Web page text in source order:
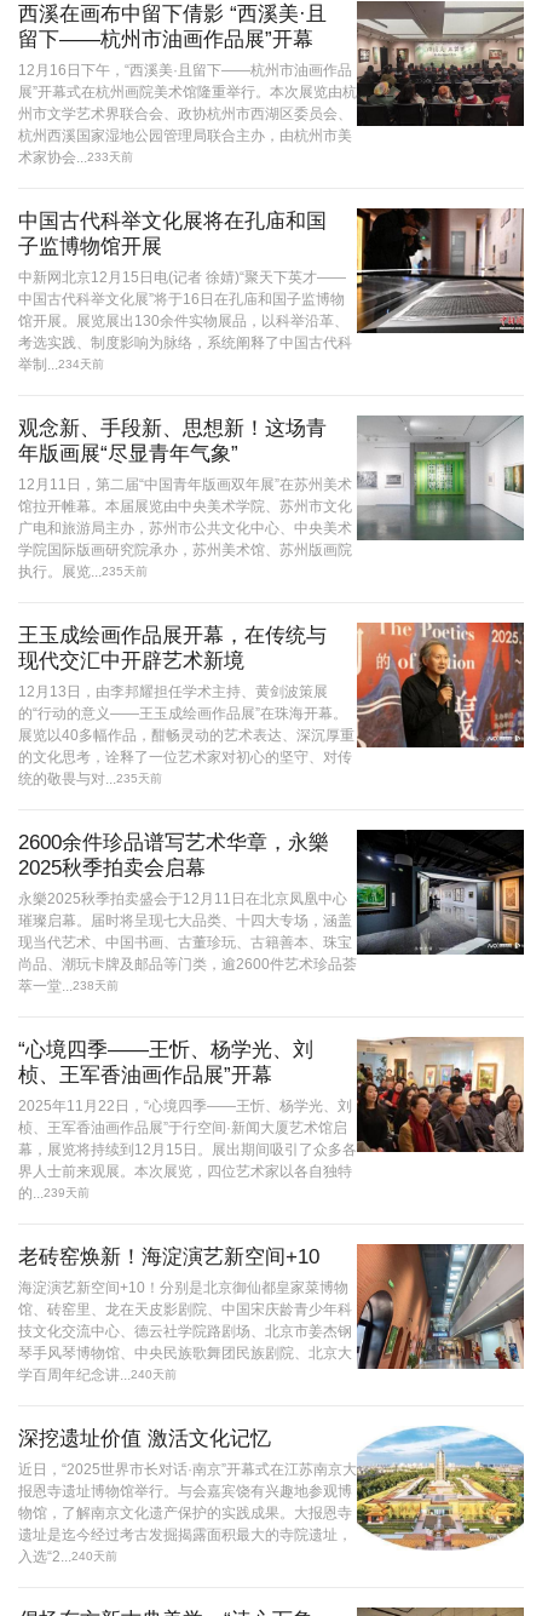
西溪在画布中留下倩影 “西溪美·且
留下——杭州市油画作品展”开幕
12月16日下午，“西溪美·且留下——杭州市油画作品
展”开幕式在杭州画院美术馆隆重举行。本次展览由杭
州市文学艺术界联合会、政协杭州市西湖区委员会、
杭州西溪国家湿地公园管理局联合主办，由杭州市美
术家协会...
233天前
中国古代科举文化展将在孔庙和国
子监博物馆开展
中新网北京12月15日电(记者 徐婧)“聚天下英才——
中国古代科举文化展”将于16日在孔庙和国子监博物
馆开展。展览展出130余件实物展品，以科举沿革、
考选实践、制度影响为脉络，系统阐释了中国古代科
举制...
234天前
观念新、手段新、思想新！这场青
年版画展“尽显青年气象”
12月11日，第二届“中国青年版画双年展”在苏州美术
馆拉开帷幕。本届展览由中央美术学院、苏州市文化
广电和旅游局主办，苏州市公共文化中心、中央美术
学院国际版画研究院承办，苏州美术馆、苏州版画院
执行。展览...
235天前
王玉成绘画作品展开幕，在传统与
现代交汇中开辟艺术新境
12月13日，由李邦耀担任学术主持、黄剑波策展
的“行动的意义——王玉成绘画作品展”在珠海开幕。
展览以40多幅作品，酣畅灵动的艺术表达、深沉厚重
的文化思考，诠释了一位艺术家对初心的坚守、对传
统的敬畏与对...
235天前
2600余件珍品谱写艺术华章，永樂
2025秋季拍卖会启幕
永樂2025秋季拍卖盛会于12月11日在北京凤凰中心
璀璨启幕。届时将呈现七大品类、十四大专场，涵盖
现当代艺术、中国书画、古董珍玩、古籍善本、珠宝
尚品、潮玩卡牌及邮品等门类，逾2600件艺术珍品荟
萃一堂...
238天前
“心境四季——王忻、杨学光、刘
桢、王军香油画作品展”开幕
2025年11月22日，“心境四季——王忻、杨学光、刘
桢、王军香油画作品展”于行空间·新闻大厦艺术馆启
幕，展览将持续到12月15日。展出期间吸引了众多各
界人士前来观展。本次展览，四位艺术家以各自独特
的...
239天前
老砖窑焕新！海淀演艺新空间+10
海淀演艺新空间+10！分别是北京御仙都皇家菜博物
馆、砖窑里、龙在天皮影剧院、中国宋庆龄青少年科
技文化交流中心、德云社学院路剧场、北京市姜杰钢
琴手风琴博物馆、中央民族歌舞团民族剧院、北京大
学百周年纪念讲...
240天前
深挖遗址价值 激活文化记忆
近日，“2025世界市长对话·南京”开幕式在江苏南京大
报恩寺遗址博物馆举行。与会嘉宾饶有兴趣地参观博
物馆，了解南京文化遗产保护的实践成果。大报恩寺
遗址是迄今经过考古发掘揭露面积最大的寺院遗址，
入选“2...
240天前